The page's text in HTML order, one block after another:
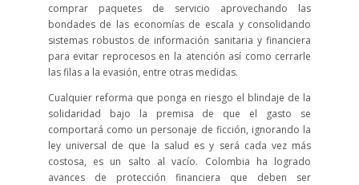
comprar paquetes de servicio aprovechando las
bondades de las economías de escala y consolidando
sistemas robustos de información sanitaria y financiera
para evitar reprocesos en la atención así como cerrarle
las filas a la evasión, entre otras medidas.
Cualquier reforma que ponga en riesgo el blindaje de la
solidaridad bajo la premisa de que el gasto se
comportará como un personaje de ficción, ignorando la
ley universal de que la salud es y será cada vez más
costosa, es un salto al vacío. Colombia ha logrado
avances de protección financiera que deben ser